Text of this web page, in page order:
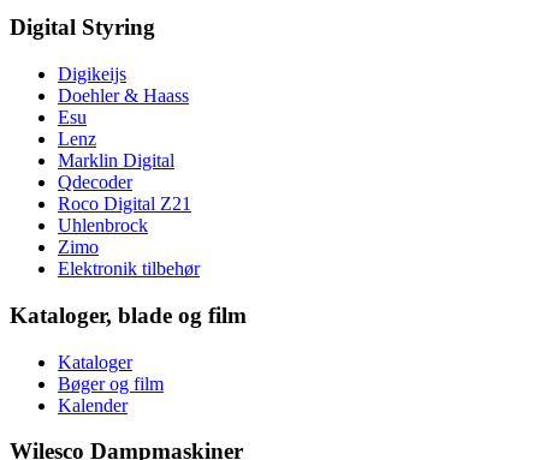
Digital Styring
Digikeijs
Doehler & Haass
Esu
Lenz
Marklin Digital
Qdecoder
Roco Digital Z21
Uhlenbrock
Zimo
Elektronik tilbehør
Kataloger, blade og film
Kataloger
Bøger og film
Kalender
Wilesco Dampmaskiner